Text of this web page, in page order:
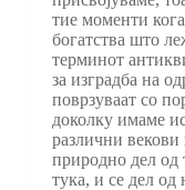
тие моменти
богатства што
терминот
за изградба на
поврзуваат со
доколку имаме
различни
природно дел од
тука, и се дел од